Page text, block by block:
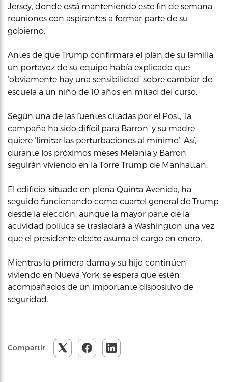
Jersey, donde está manteniendo este fin de semana
reuniones con aspirantes a formar parte de su
gobierno.
Antes de que Trump confirmara el plan de su familia,
un portavoz de su equipo había explicado que
‘obviamente hay una sensibilidad’ sobre cambiar de
escuela a un niño de 10 años en mitad del curso.
Según una de las fuentes citadas por el Post, ‘la
campaña ha sido difícil para Barron’ y su madre
quiere ‘limitar las perturbaciones al mínimo’. Así,
durante los próximos meses Melania y Barron
seguirán viviendo en la Torre Trump de Manhattan.
El edificio, situado en plena Quinta Avenida, ha
seguido funcionando como cuartel general de Trump
desde la elección, aunque la mayor parte de la
actividad política se trasladará a Washington una vez
que el presidente electo asuma el cargo en enero.
Mientras la primera dama y su hijo continúen
viviendo en Nueva York, se espera que estén
acompañados de un importante dispositivo de
seguridad.
Compartir